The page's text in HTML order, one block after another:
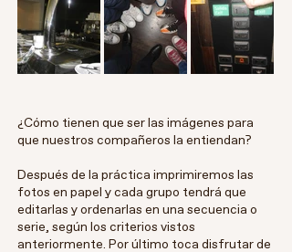
¿Cómo tienen que ser las imágenes para
que nuestros compañeros la entiendan?
Después de la práctica imprimiremos las
fotos en papel y cada grupo tendrá que
editarlas y ordenarlas en una secuencia o
serie, según los criterios vistos
anteriormente. Por último toca disfrutar de